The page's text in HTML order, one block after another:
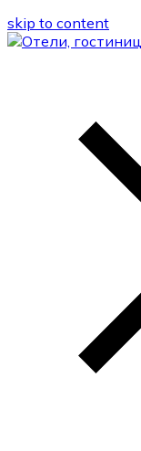
skip to content